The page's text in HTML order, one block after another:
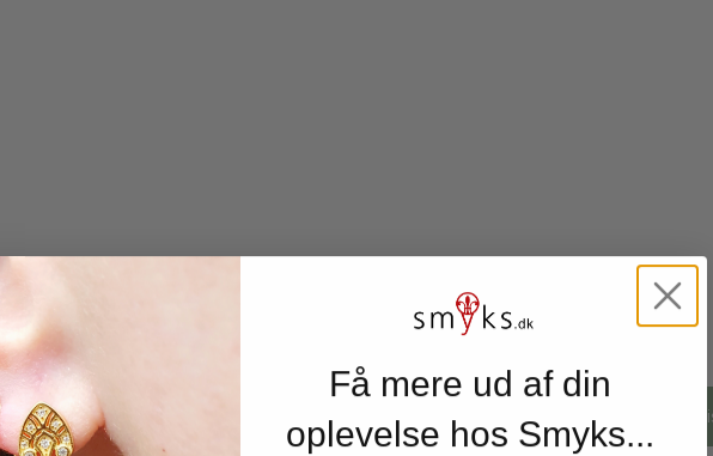
Taiwan jade, hel streng, mørkgrøn, rondelformet perle, 8x3
mm, 120 stk
17269BE-8x3mm-str
Få mere ud af din
oplevelse hos Smyks...